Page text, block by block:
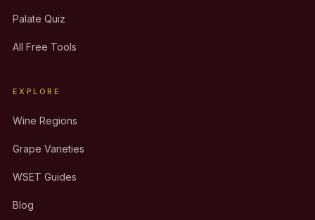
Palate Quiz
All Free Tools
EXPLORE
Wine Regions
Grape Varieties
WSET Guides
Blog